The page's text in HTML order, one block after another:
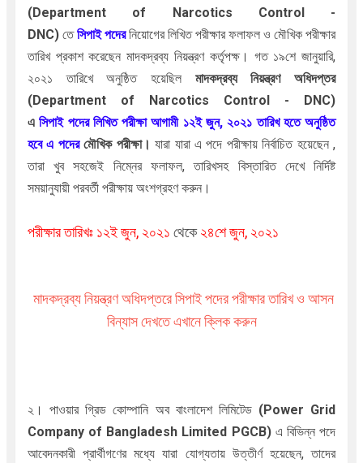
(Department of Narcotics Control -
DNC)তেসিপাইপদেরনিয়োগের লিখিত পরীক্ষার ফলাফল ও মৌখিক পরীক্ষার
তারিখ প্রকাশ করেছেন মাদকদ্রব্য নিয়ন্ত্রণ কর্তৃপক্ষ। গত ১৯শে জানুয়ারি,
২০২১ তারিখে অনুষ্ঠিত হয়েছিল মাদকদ্রব্য নিয়ন্ত্রণ অধিদপ্তর
(Department of Narcotics Control - DNC)
এসিপাইপদের লিখিত পরীক্ষা আগামী ১২ই জুন, ২০২১ তারিখ হতে অনুষ্ঠিত
হবে এ পদেরমৌখিক পরীক্ষা। যারা যারা এ পদে পরীক্ষায় নির্বাচিত হয়েছেন ,
তারা খুব সহজেই নিম্নের ফলাফল, তারিখসহ বিস্তারিত দেখে নির্দিষ্ট
সময়ানুযায়ীপরবর্তী পরীক্ষায় অংশগ্রহণ করুন।
পরীক্ষার তারিখঃ ১২ই জুন, ২০২১ থেকে২৪শে জুন, ২০২১
মাদকদ্রব্য নিয়ন্ত্রণ অধিদপ্তরে সিপাই পদের পরীক্ষার তারিখ ও আসন
বিন্যাস দেখতে এখানে ক্লিক করুন
২। পাওয়ার গ্রিড কোম্পানি অব বাংলাদেশ লিমিটেড(Power Grid
Company of Bangladesh Limited PGCB)এ বিভিন্ন পদে
আবেদনকারী প্রার্থীগণের মধ্যে যারা যোগ্যতায় উত্তীর্ণ হয়েছেন, তাদের